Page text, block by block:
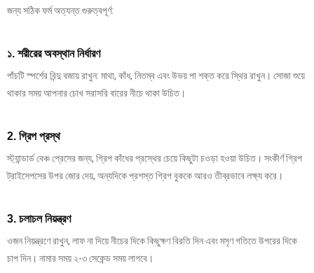
জন্য সঠিক ফর্ম অত্যন্ত গুরুত্বপূর্ণ:
১. শরীরের অবস্থান নির্ধারণ
পাঁচটি স্পর্শের বিন্দু বজায় রাখুন: মাথা, কাঁধ, নিতম্ব এবং উভয় পা শক্ত করে স্থির রাখুন। সোজা শুয়ে
থাকার সময় আপনার চোখ সরাসরি বারের নীচে থাকা উচিত।
2. গ্রিপ প্রস্থ
স্ট্যান্ডার্ড বেঞ্চ প্রেসের জন্য, গ্রিপ কাঁধের প্রস্থের চেয়ে কিছুটা চওড়া হওয়া উচিত। সংকীর্ণ গ্রিপ
ট্রাইসেপসের উপর জোর দেয়, অন্যদিকে প্রশস্ত গ্রিপ বুককে আরও তীব্রভাবে লক্ষ্য করে।
3. চলাচল নিয়ন্ত্রণ
ওজন নিয়ন্ত্রণে রাখুন, লাফ না দিয়ে নীচের দিকে কিছুক্ষণ বিরতি দিন এবং মসৃণ গতিতে উপরের দিকে
চাপ দিন। নামার সময় ২-৩ সেকেন্ড সময় লাগবে।